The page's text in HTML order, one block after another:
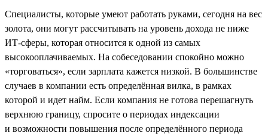
Специалисты, которые умеют работать руками, сегодня на вес
золота, они могут рассчитывать на уровень дохода не ниже
ИТ-сферы, которая относится к одной из самых
высокооплачиваемых. На собеседовании спокойно можно
«торговаться», если зарплата кажется низкой. В большинстве
случаев в компании есть определённая вилка, в рамках
которой и идет найм. Если компания не готова перешагнуть
верхнюю границу, спросите о периодах индексации
и возможности повышения после определённого периода